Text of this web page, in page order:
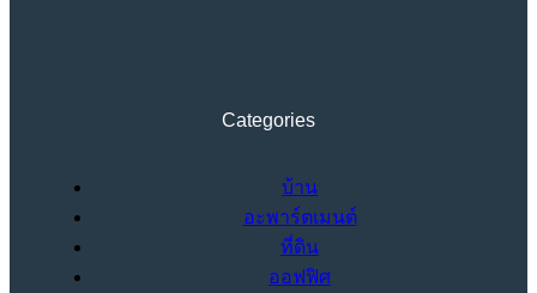
Categories
บ้าน
อะพาร์ตเมนต์
ที่ดิน
ออฟฟิศ